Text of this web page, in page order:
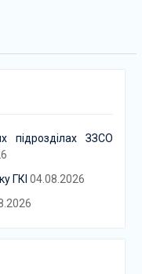
підрозділах ЗЗСО
ГКІ 04.08.2026